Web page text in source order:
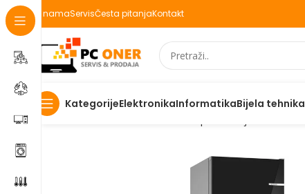
O namaServisČesta pitanjaKontakt
KategorijeElektronikaInformatikaBijela tehnika
Početna